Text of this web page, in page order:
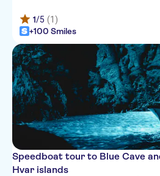
Spaleto
Samstag
1/5 (1)
+100 Smiles
Speedboat tour to Blue Cave
Hvar islands